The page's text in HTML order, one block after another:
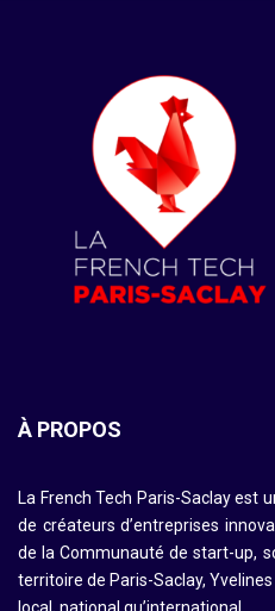
À PROPOS
La French Tech Paris-Saclay est
de créateurs d’entreprises
de la Communauté de start-up,
territoire de Paris-Saclay,